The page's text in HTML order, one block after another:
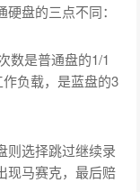
盘的三点不同：
数是普通盘的1/1
负载，是蓝盘的3
则选择跳过继续录
现马赛克，最后赔